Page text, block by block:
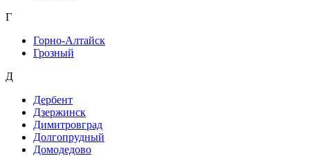
Г
Горно-Алтайск
Грозный
Д
Дербент
Дзержинск
Димитровград
Долгопрудный
Домодедово